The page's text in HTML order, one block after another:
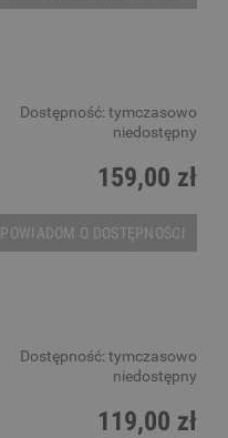
Dostępność: tymczasowo
niedostępny
159,00 zł
POWIADOM O DOSTĘPNOŚCI
Dostępność: tymczasowo
niedostępny
119,00 zł